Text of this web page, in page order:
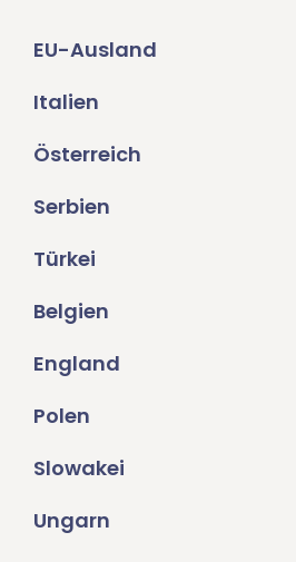
EU-Ausland
Italien
Österreich
Serbien
Türkei
Belgien
England
Polen
Slowakei
Ungarn